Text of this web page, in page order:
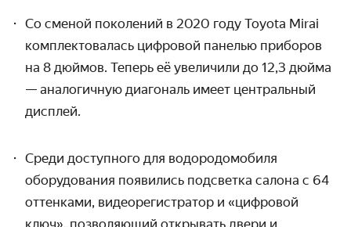
Со сменой поколений в 2020 году Toyota Mirai
комплектовалась цифровой панелью приборов
на 8 дюймов. Теперь её увеличили до 12,3 дюйма
— аналогичную диагональ имеет центральный
дисплей.
Среди доступного для водородомобиля
оборудования появились подсветка салона с 64
оттенками, видеорегистратор и «цифровой
ключ», позволяющий открывать двери и